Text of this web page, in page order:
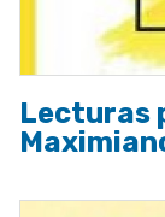
Lecturas